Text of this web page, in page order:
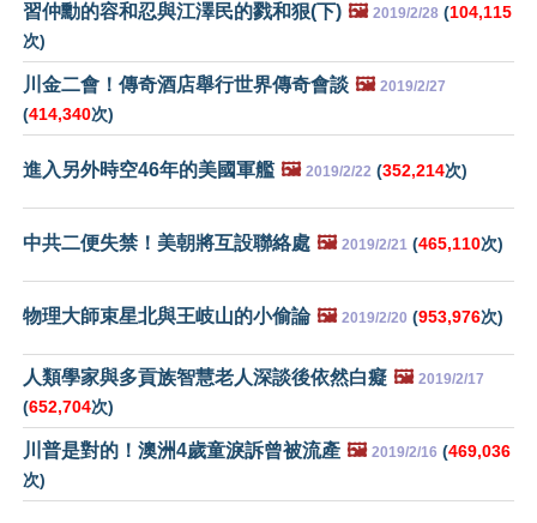
習仲勳的容和忍與江澤民的戮和狠(下) 🖼️ 2019/2/28 (104,115
次)
川金二會！傳奇酒店舉行世界傳奇會談 🖼️ 2019/2/27
(414,340次)
進入另外時空46年的美國軍艦 🖼️ 2019/2/22 (352,214次)
中共二便失禁！美朝將互設聯絡處 🖼️ 2019/2/21 (465,110次)
物理大師束星北與王岐山的小偷論 🖼️ 2019/2/20 (953,976次)
人類學家與多貢族智慧老人深談後依然白癡 🖼️ 2019/2/17
(652,704次)
川普是對的！澳洲4歲童淚訴曾被流產 🖼️ 2019/2/16 (469,036
次)